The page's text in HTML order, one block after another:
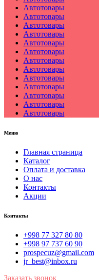
Автотовары
Автотовары
Автотовары
Автотовары
Автотовары
Автотовары
Автотовары
Автотовары
Автотовары
Автотовары
Автотовары
Автотовары
Автотовары
Меню
Главная страница
Каталог
Оплата и доставка
О нас
Контакты
Акции
Контакты
+998 77 327 80 80
+998 97 737 60 90
prospecuz@gmail.com
jr_best@inbox.ru
Заказать звонок